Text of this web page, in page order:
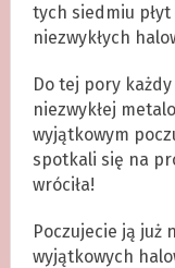
tych siedmiu
niezwykłych
Do tej pory
niezwykłej
wyjątkowym
spotkali się na
wróciła!
Poczujecie ją już
wyjątkowych